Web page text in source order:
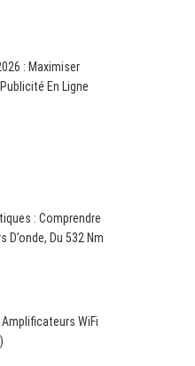
: Maximiser
En Ligne
: Comprendre
D’onde, Du 532 Nm
WiFi